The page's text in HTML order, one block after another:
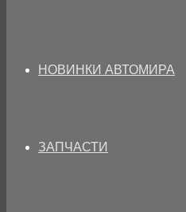
НОВИНКИ АВТОМИРА
ЗАПЧАСТИ